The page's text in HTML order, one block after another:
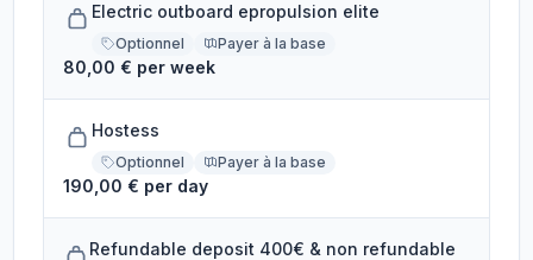
Electric outboard epropulsion elite
Optionnel Payer à la base
80,00 € per week
Hostess
Optionnel Payer à la base
190,00 € per day
Refundable deposit 400€ & non refundable